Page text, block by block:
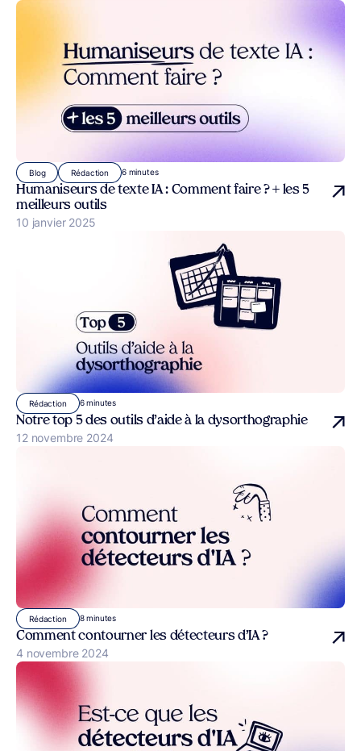
Blog Rédaction 6 minutes
Humaniseurs de texte IA : Comment faire ? + les 5
meilleurs outils
Publié le
10 janvier 2025
Rédaction 6 minutes
Notre top 5 des outils d’aide à la dysorthographie
Publié le
12 novembre 2024
Rédaction 8 minutes
Comment contourner les détecteurs d’IA ?
Publié le
4 novembre 2024